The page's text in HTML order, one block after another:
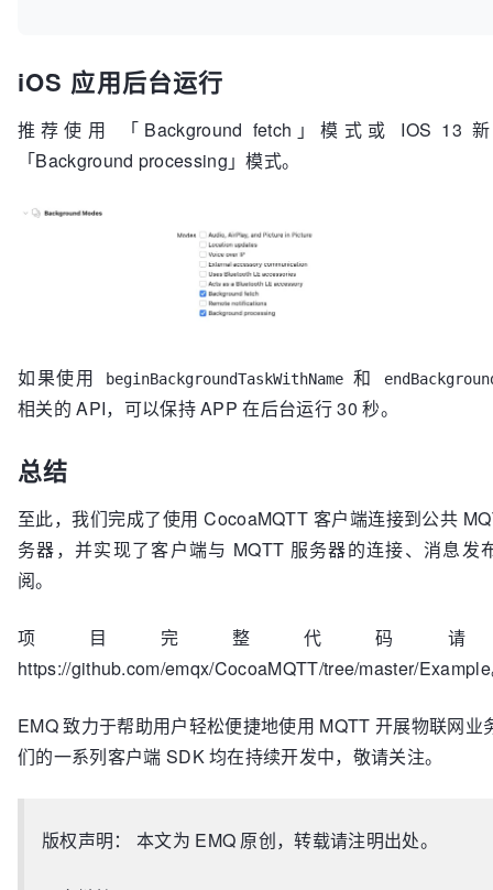
iOS 应用后台运行
推荐使用 「Background fetch」模式或 IOS 13
「Background processing」模式。
如果使用 beginBackgroundTaskWithName 和
相关的 API，可以保持 APP 在后台运行 30 秒。
总结
至此，我们完成了使用 CocoaMQTT 客户端连接到公共
务器，并实现了客户端与 MQTT 服务器的连接、消息发
阅。
项目完整代码请
https://github.com/emqx/CocoaMQTT/tree/master/
EMQ 致力于帮助用户轻松便捷地使用 MQTT 开展物联网业
们的一系列客户端 SDK 均在持续开发中，敬请关注。
版权声明： 本文为 EMQ 原创，转载请注明出处。